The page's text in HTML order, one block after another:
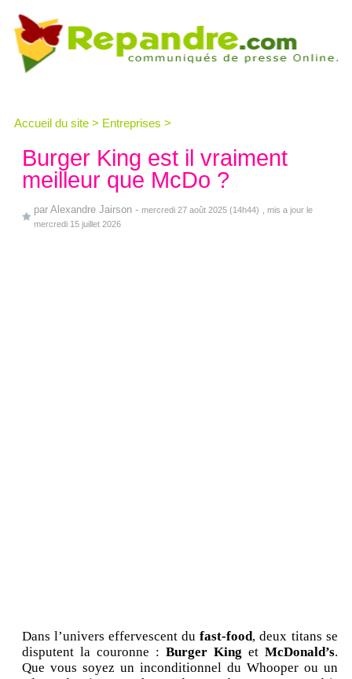
Accueil du site > Entreprises >
Burger King est il vraiment
meilleur que McDo ?
par Alexandre Jairson - mercredi 27 août 2025 (14h44)
, mis a jour le
mercredi 15 juillet 2026
Dans l’univers effervescent dufast-food, deux titans se
disputent la couronne : Burger King et McDonald’s.
Que vous soyez un inconditionnel du Whooper ou un